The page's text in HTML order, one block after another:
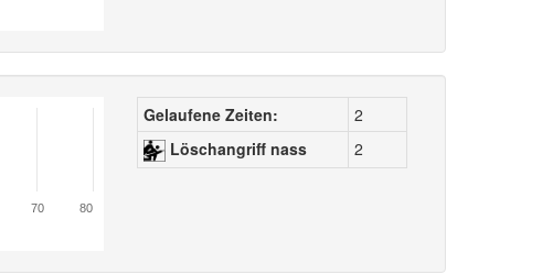
70 80
Gelaufene Zeiten:
2
Löschangriff nass
2